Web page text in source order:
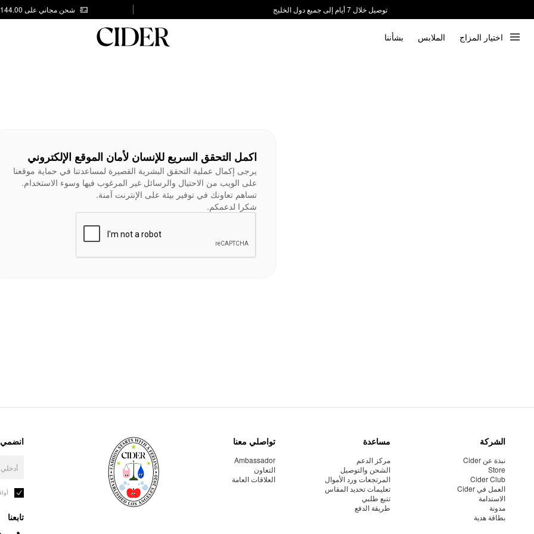
توصيل خلال 7 أيام إلى جميع دول الخليج
شحن مجاني على AED 144.00
اختيار المزاج الملابس بشأننا
اكمل التحقق السريع للإنسان لأمان الموقع الإلكتروني
يرجى إكمال عملية التحقق البشرية القصيرة لمساعدتنا في حماية موقعنا
على الويب من الاحتيال والرسائل غير المرغوب فيها وسوء الاستخدام.
تساهم تعاونك في توفير بيئة على الإنترنت آمنة.
شكرا لدعمكم.
الشركة
نبذة عن Cider
Store
Cider Club
العمل في Cider
الاستدامة
مدونة
بطاقة هدية
مساعدة
مركز الدعم
الشحن والتوصيل
المرتجعات ورد الأموال
تعليمات تحديد المقاس
تتبع طلبي
طريقة الدفع
تواصلي معنا
Ambassador
التعاون
العلاقات العامة
انضمي
تابعنا